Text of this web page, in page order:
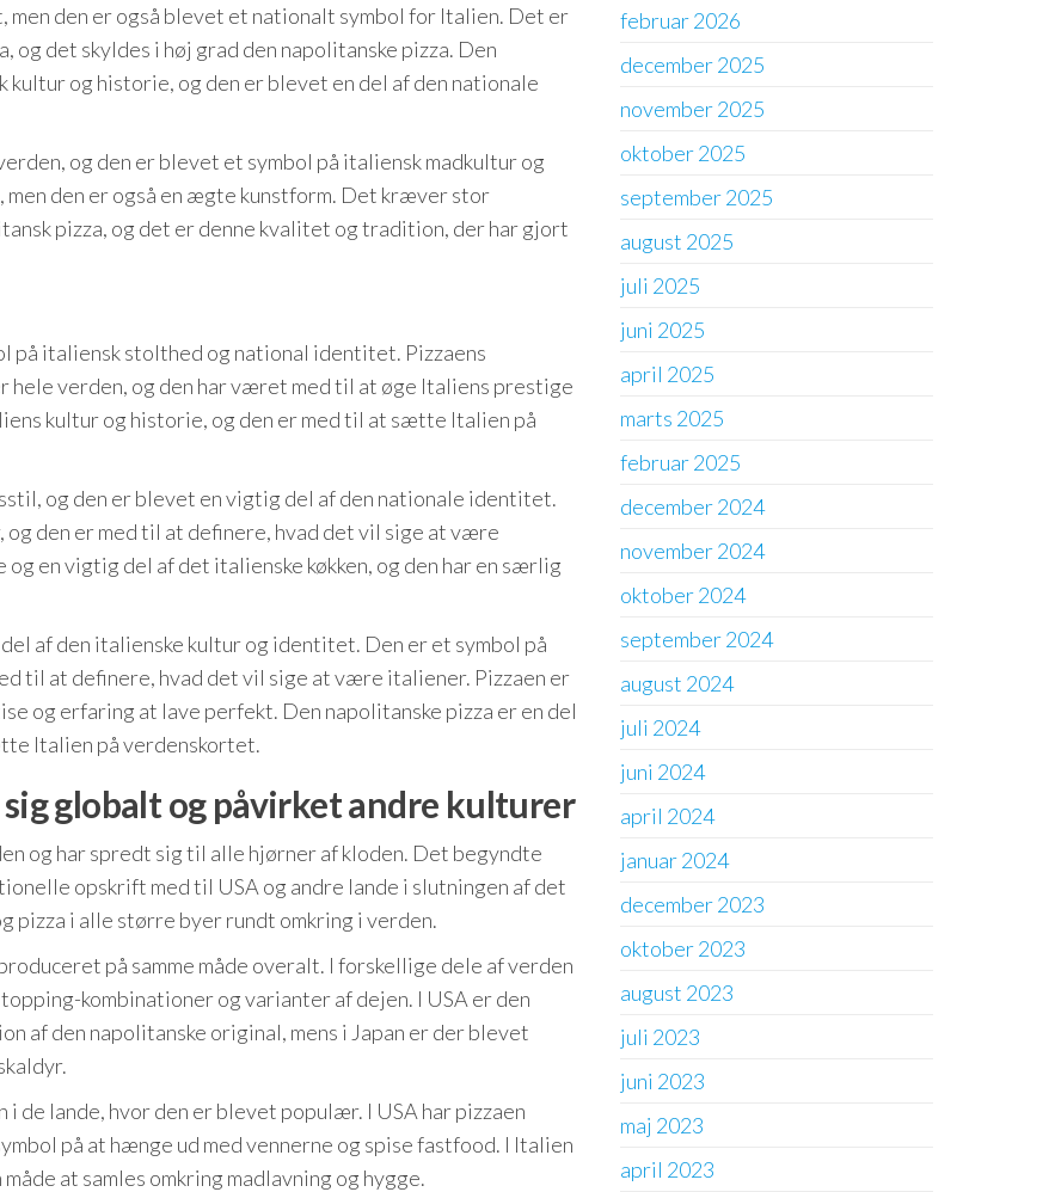
men den er også blevet et nationalt symbol for Italien. Det er
det skyldes i høj grad den napolitanske pizza. Den
og historie, og den er blevet en del af den nationale
og den er blevet et symbol på italiensk madkultur og
den er også en ægte kunstform. Det kræver stor
pizza, og det er denne kvalitet og tradition, der har gjort
på italiensk stolthed og national identitet. Pizzaens
hele verden, og den har været med til at øge Italiens prestige
kultur og historie, og den er med til at sætte Italien på
og den er blevet en vigtig del af den nationale identitet.
den er med til at definere, hvad det vil sige at være
en vigtig del af det italienske køkken, og den har en særlig
af den italienske kultur og identitet. Den er et symbol på
til at definere, hvad det vil sige at være italiener. Pizzaen er
og erfaring at lave perfekt. Den napolitanske pizza er en del
Italien på verdenskortet.
globalt og påvirket andre kulturer
og har spredt sig til alle hjørner af kloden. Det begyndte
opskrift med til USA og andre lande i slutningen af det
pizza i alle større byer rundt omkring i verden.
på samme måde overalt. I forskellige dele af verden
kombinationer og varianter af dejen. I USA er den
af den napolitanske original, mens i Japan er der blevet
de lande, hvor den er blevet populær. I USA har pizzaen
på at hænge ud med vennerne og spise fastfood. I Italien
at samles omkring madlavning og hygge.
februar 2026
december 2025
november 2025
oktober 2025
september 2025
august 2025
juli 2025
juni 2025
april 2025
marts 2025
februar 2025
december 2024
november 2024
oktober 2024
september 2024
august 2024
juli 2024
juni 2024
april 2024
januar 2024
december 2023
oktober 2023
august 2023
juli 2023
juni 2023
maj 2023
april 2023